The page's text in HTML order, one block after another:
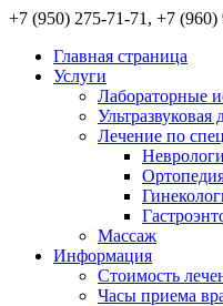
+7 (950) 275-71-71, +7 (960)
Главная страница
Услуги
Лабораторные
Лечение по
Массаж
Информация
Стоимость
Часы приема